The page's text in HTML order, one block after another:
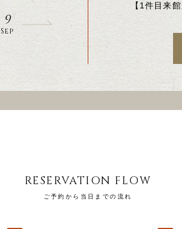
9
Sep
【1件目来
RESERVATION FLOW
ご予約から当日までの流れ